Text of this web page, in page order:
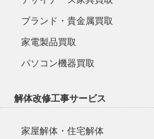
ブランド・貴金属買取
家電製品買取
パソコン機器買取
解体改修工事サービス
家屋解体・住宅解体